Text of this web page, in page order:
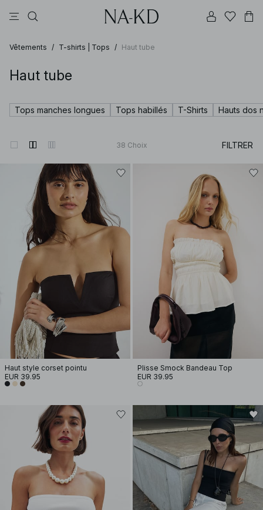
Vêtements / T-shirts | Tops / Haut tube
Haut tube
Tops manches longues Tops habillés T-Shirts Hauts dos
38 Choix FILTRER
Haut style corset pointu
EUR 39.95
Plisse Smock Bandeau Top
EUR 39.95